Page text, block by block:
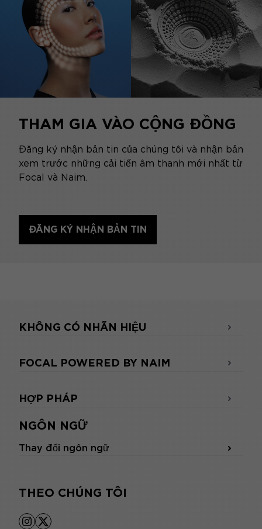
THAM GIA VÀO CỘNG ĐỒNG
Đăng ký nhận bản tin của chúng tôi và nhận bản
xem trước những cải tiến âm thanh mới nhất từ
​​Focal và Naim.
ĐĂNG KÝ NHẬN BẢN TIN
NGÔN NGỮ
Thay đổi ngôn ngữ
THEO CHÚNG TÔI
KHÔNG CÓ NHÃN HIỆU
FOCAL POWERED BY NAIM
HỢP PHÁP